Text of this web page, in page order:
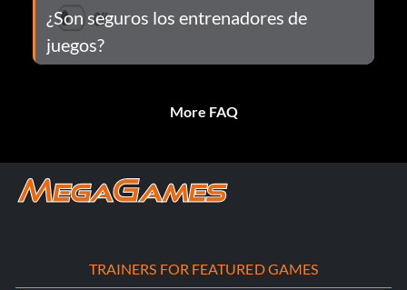
¿Son seguros los entrenadores de
juegos?
More FAQ
TRAINERS FOR FEATURED GAMES